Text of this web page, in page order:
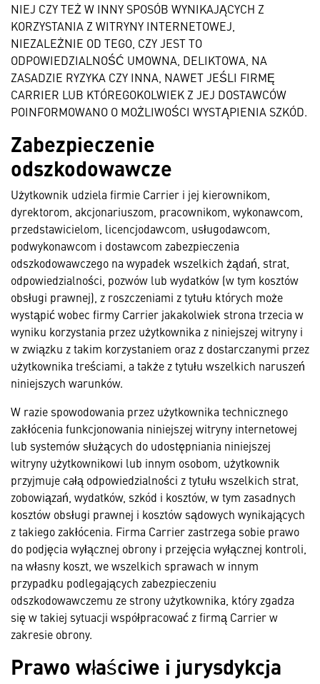
NIEJ CZY TEŻ W INNY SPOSÓB WYNIKAJĄCYCH Z
KORZYSTANIA Z WITRYNY INTERNETOWEJ,
NIEZALEŻNIE OD TEGO, CZY JEST TO
ODPOWIEDZIALNOŚĆ UMOWNA, DELIKTOWA, NA
ZASADZIE RYZYKA CZY INNA, NAWET JEŚLI FIRMĘ
CARRIER LUB KTÓREGOKOLWIEK Z JEJ DOSTAWCÓW
POINFORMOWANO O MOŻLIWOŚCI WYSTĄPIENIA SZKÓD.
Zabezpieczenie
odszkodowawcze
Użytkownik udziela firmie Carrier i jej kierownikom,
dyrektorom, akcjonariuszom, pracownikom, wykonawcom,
przedstawicielom, licencjodawcom, usługodawcom,
podwykonawcom i dostawcom zabezpieczenia
odszkodowawczego na wypadek wszelkich żądań, strat,
odpowiedzialności, pozwów lub wydatków (w tym kosztów
obsługi prawnej), z roszczeniami z tytułu których może
wystąpić wobec firmy Carrier jakakolwiek strona trzecia w
wyniku korzystania przez użytkownika z niniejszej witryny i
w związku z takim korzystaniem oraz z dostarczanymi przez
użytkownika treściami, a także z tytułu wszelkich naruszeń
niniejszych warunków.
W razie spowodowania przez użytkownika technicznego
zakłócenia funkcjonowania niniejszej witryny internetowej
lub systemów służących do udostępniania niniejszej
witryny użytkownikowi lub innym osobom, użytkownik
przyjmuje całą odpowiedzialności z tytułu wszelkich strat,
zobowiązań, wydatków, szkód i kosztów, w tym zasadnych
kosztów obsługi prawnej i kosztów sądowych wynikających
z takiego zakłócenia. Firma Carrier zastrzega sobie prawo
do podjęcia wyłącznej obrony i przejęcia wyłącznej kontroli,
na własny koszt, we wszelkich sprawach w innym
przypadku podlegających zabezpieczeniu
odszkodowawczemu ze strony użytkownika, który zgadza
się w takiej sytuacji współpracować z firmą Carrier w
zakresie obrony.
Prawo właściwe i jurysdykcja